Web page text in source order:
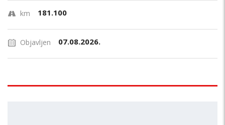
km 181.100
Objavljen 07.08.2026.